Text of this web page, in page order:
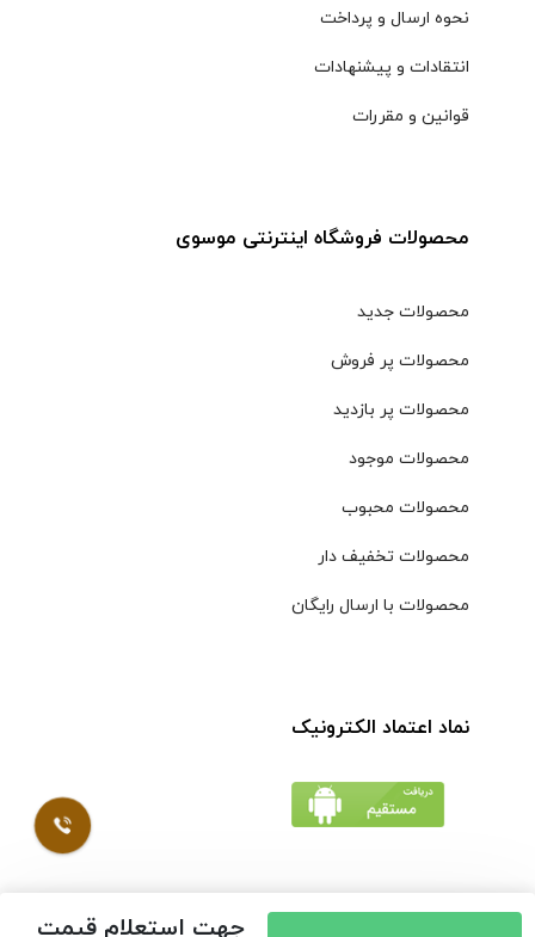
جهت استعلام قیمت
نحوه ارسال و پرداخت
انتقادات و پیشنهادات
قوانین و مقررات
محصولات فروشگاه اینترنتی موسوی
محصولات جدید
محصولات پر فروش
محصولات پر بازدید
محصولات موجود
محصولات محبوب
محصولات تخفیف دار
محصولات با ارسال رایگان
نماد اعتماد الکترونیک